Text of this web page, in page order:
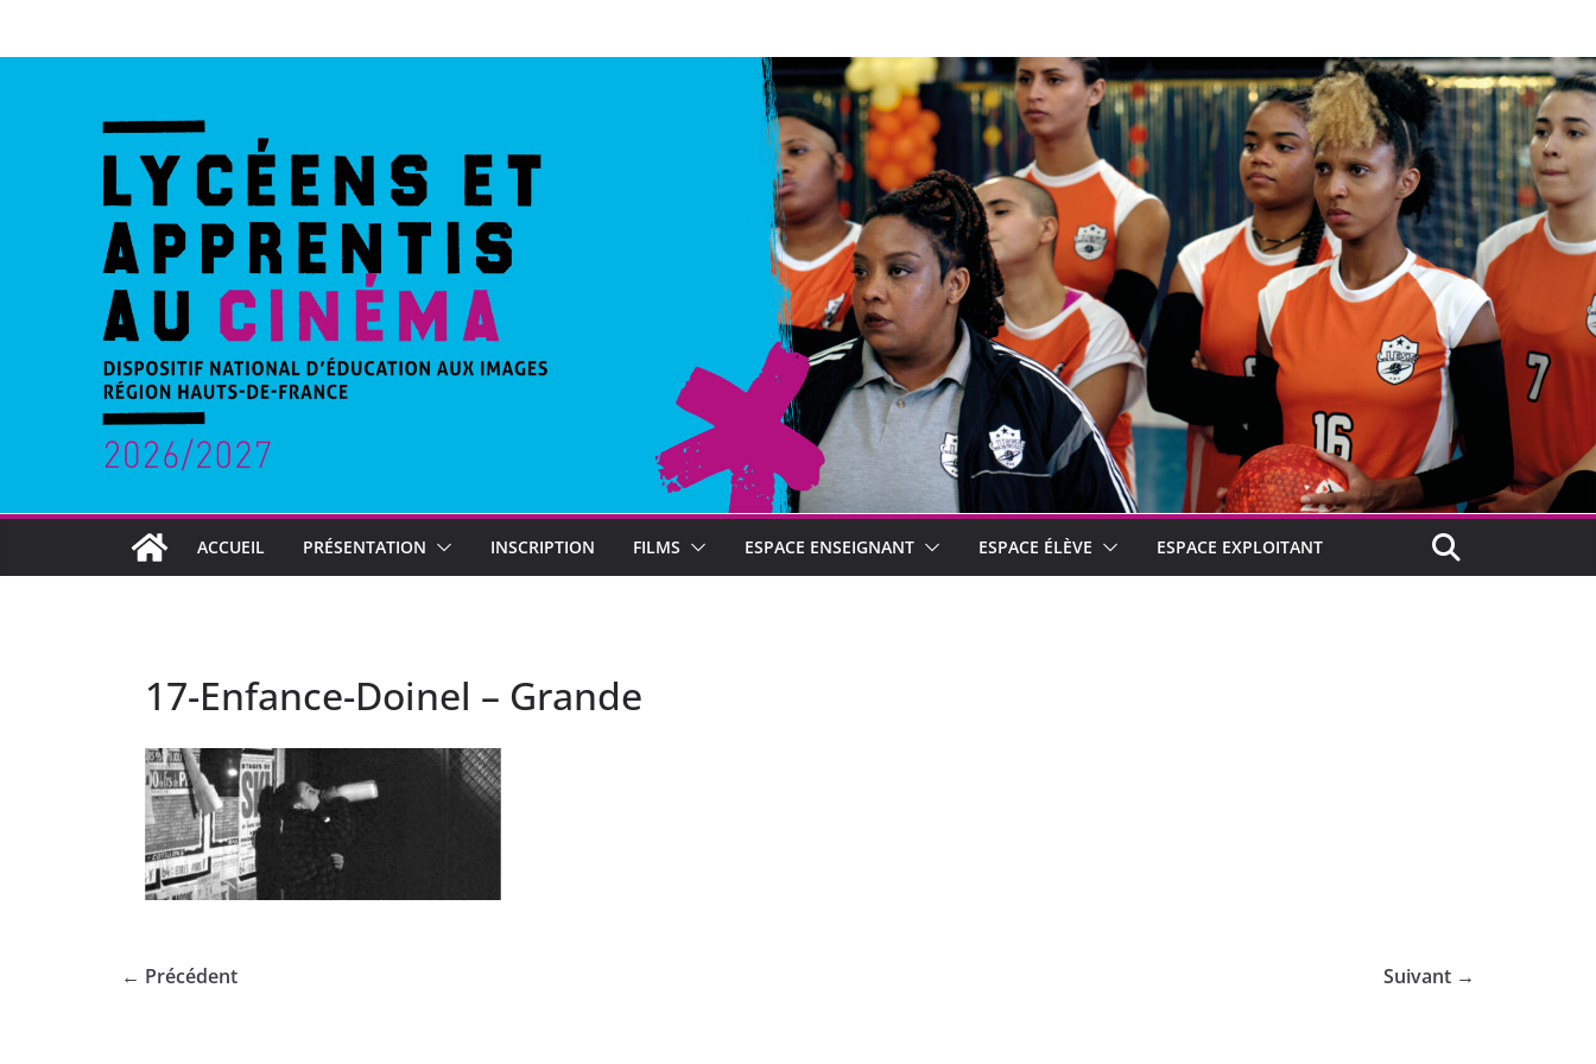
ACCUEIL PRÉSENTATION INSCRIPTION FILMS ESPACE ENSEIGNANT ESPACE ÉLÈVE ESPACE EXPLOITANT
17-Enfance-Doinel – Grande
← Précédent Suivant →